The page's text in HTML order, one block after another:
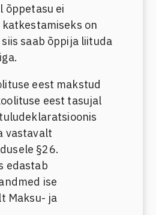
õppetasu ei
on
saab õppija liituda
eest makstud
eest tasujal
vastavalt
§26.
edastab
ise
Maksu- ja